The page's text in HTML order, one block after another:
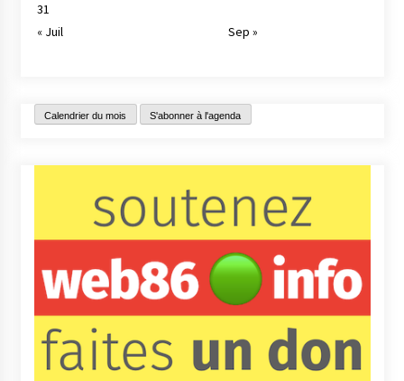
31
« Juil
Sep »
Calendrier du mois S'abonner à l'agenda